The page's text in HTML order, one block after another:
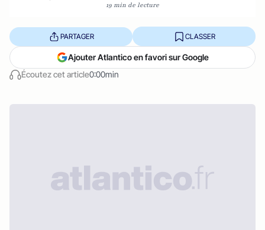
19 min de lecture
Écoutez cet article0:00min
PARTAGER CLASSER
Ajouter Atlantico en favori sur Google